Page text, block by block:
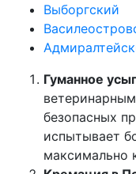
Выборгский
Гуманное
безопасных
испытывает
максимально